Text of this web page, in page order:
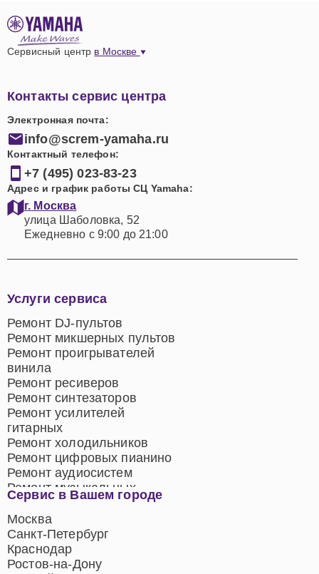
Сервисный центр в Москве
Контакты сервис центра
Электронная почта:
info@screm-yamaha.ru
Контактный телефон:
+7 (495) 023-83-23
Адрес и график работы СЦ Yamaha:
г. Москва
улица Шаболовка, 52
Ежедневно с 9:00 до 21:00
Сервис в Вашем городе
Москва
Санкт-Петербург
Краснодар
Ростов-на-Дону
Услуги сервиса
Ремонт DJ-пультов
Ремонт микшерных пультов
Ремонт проигрывателей
винила
Ремонт ресиверов
Ремонт синтезаторов
Ремонт усилителей
гитарных
Ремонт холодильников
Ремонт цифровых пианино
Ремонт аудиосистем
Ремонт музыкальных
центров
Ремонт домашних
кинотеатров
Ремонт микрофонов
Ремонт акустических